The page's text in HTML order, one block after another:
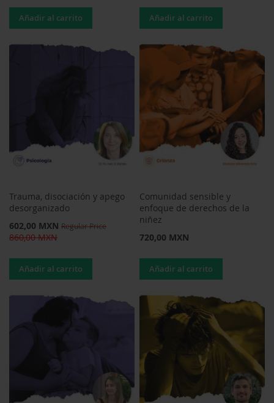
Añadir al carrito Añadir al carrito
Trauma, disociación y apego
desorganizado
Special
Price
602,00 MXN Regular Price
860,00 MXN
Añadir al carrito
Comunidad sensible y
enfoque de derechos de la
niñez
720,00 MXN
Añadir al carrito